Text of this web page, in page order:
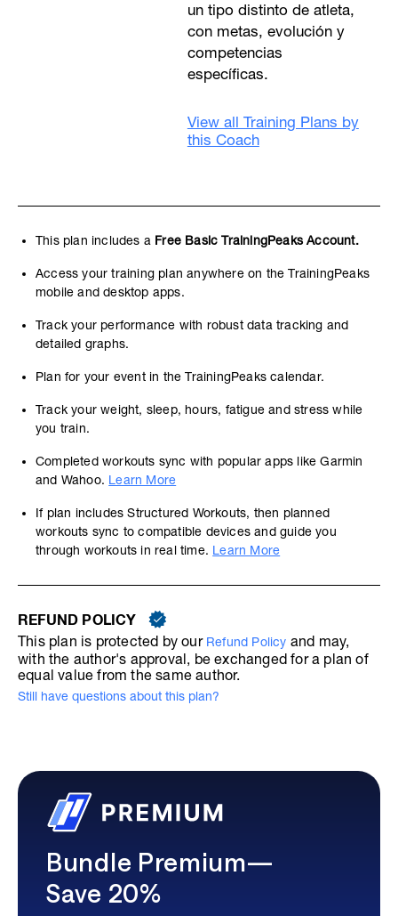
un tipo distinto de atleta,
con metas, evolución y
competencias
específicas.
View all Training Plans by
this Coach
This plan includes a Free Basic TrainingPeaks Account.
Access your training plan anywhere on the TrainingPeaks
mobile and desktop apps.
Track your performance with robust data tracking and
detailed graphs.
Plan for your event in the TrainingPeaks calendar.
Track your weight, sleep, hours, fatigue and stress while
you train.
Completed workouts sync with popular apps like Garmin
and Wahoo. Learn More
If plan includes Structured Workouts, then planned
workouts sync to compatible devices and guide you
through workouts in real time. Learn More
REFUND POLICY
This plan is protected by our Refund Policy and may,
with the author's approval, be exchanged for a plan of
equal value from the same author.
Still have questions about this plan?
Bundle Premium—
Save 20%